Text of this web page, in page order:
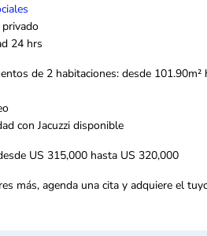
24 hrs
de 2 habitaciones: desde 101.90m²
con Jacuzzi disponible
US 315,000 hasta US 320,000
más, agenda una cita y adquiere el